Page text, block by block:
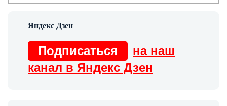
Подписаться
на наш
канал в Яндекс Дзен